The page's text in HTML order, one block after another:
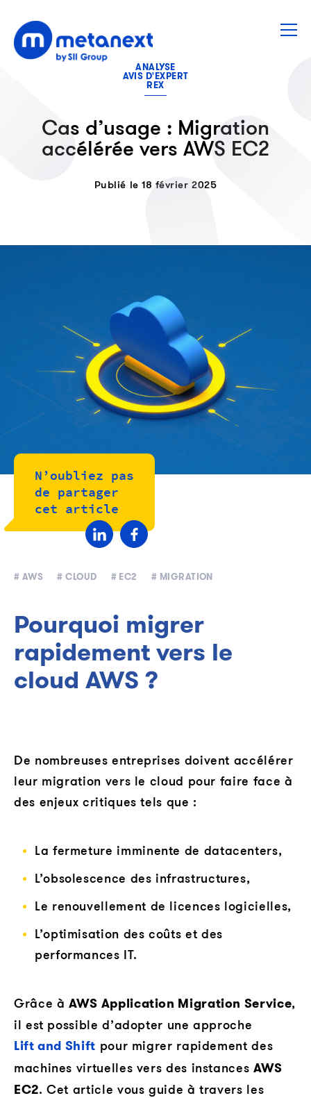
ANALYSE
AVIS D'EXPERT
REX
Cas d’usage : Migration
accélérée vers AWS EC2
Publié le 18 février 2025
# AWS # CLOUD # EC2 # MIGRATION
N’oubliez pas
de partager
cet article
Pourquoi migrer
rapidement vers le
cloud AWS ?
De nombreuses entreprises doivent accélérer
leur migration vers le cloud pour faire face à
des enjeux critiques tels que :
La fermeture imminente de datacenters,
L’obsolescence des infrastructures,
Le renouvellement de licences logicielles,
L’optimisation des coûts et des
performances IT.
Grâce àAWS Application Migration Service,
il est possible d’adopter une approche
Lift and Shift pour migrer rapidement des
machines virtuelles vers des instances AWS
EC2. Cet article vous guide à travers les